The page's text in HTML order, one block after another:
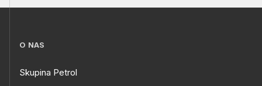
O NAS
Skupina Petrol